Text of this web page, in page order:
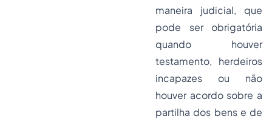
maneira judicial, que
pode ser obrigatória
quando houver
testamento, herdeiros
incapazes ou não
houver acordo sobre a
partilha dos bens e de